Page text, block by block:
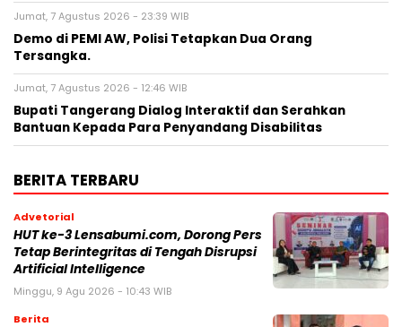
Jumat, 7 Agustus 2026 - 23:39 WIB
Demo di PEMI AW, Polisi Tetapkan Dua Orang
Tersangka.
Jumat, 7 Agustus 2026 - 12:46 WIB
Bupati Tangerang Dialog Interaktif dan Serahkan
Bantuan Kepada Para Penyandang Disabilitas
BERITA TERBARU
Advetorial
HUT ke-3 Lensabumi.com, Dorong Pers
Tetap Berintegritas di Tengah Disrupsi
Artificial Intelligence
Minggu, 9 Agu 2026 - 10:43 WIB
Berita